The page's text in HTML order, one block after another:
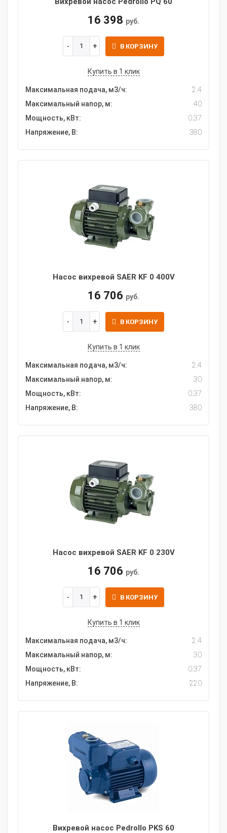
16 398 руб.
В КОРЗИНУ
Купить в 1 клик
Максимальная подача, м3/ч:
2.4
Максимальный напор, м:
40
Мощность, кВт:
0.37
Напряжение, В:
380
Насос вихревой SAER KF 0 400V
16 706 руб.
В КОРЗИНУ
Купить в 1 клик
Максимальная подача, м3/ч:
2.4
Максимальный напор, м:
30
Мощность, кВт:
0.37
Напряжение, В:
380
Насос вихревой SAER KF 0 230V
16 706 руб.
В КОРЗИНУ
Купить в 1 клик
Максимальная подача, м3/ч:
2.4
Максимальный напор, м:
30
Мощность, кВт:
0.37
Напряжение, В:
220
Вихревой насос Pedrollo PKS 60